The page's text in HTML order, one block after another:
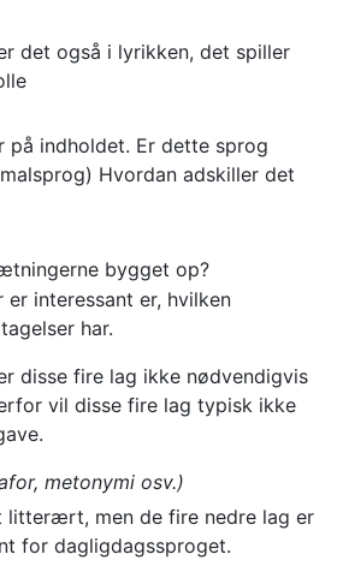
det også i lyrikken, det spiller
på indholdet. Er dette sprog
Hvordan adskiller det
bygget op?
er interessant er, hvilken
har.
disse fire lag ikke nødvendigvis
vil disse fire lag typisk ikke
metonymi osv.)
litterært, men de fire nedre lag er
for dagligdagssproget.